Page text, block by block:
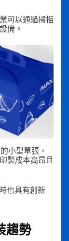
可以通過掃描
備。
小型單張，
製成本高昂且
也具有創新
趨勢